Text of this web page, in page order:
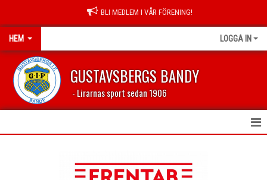
BLI MEDLEM I VÅR FÖRENING!
HEM LOGGA IN
GUSTAVSBERGS BANDY
- Lirarnas sport sedan 1906